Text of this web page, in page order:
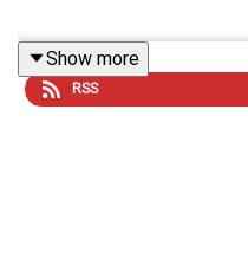
Achetez son livre :
Show more
RSS